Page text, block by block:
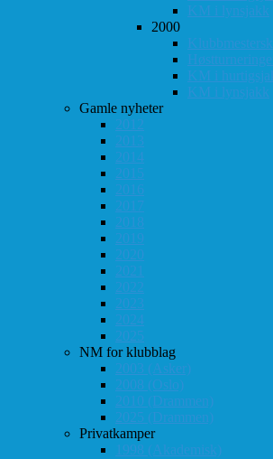
KM i lynsjakk
2000
KM i
KM i lynsjakk
Gamle nyheter
2012
2013
2014
2015
2016
2017
2018
2019
2020
2021
2022
2023
2024
2025
NM for klubblag
2003 (Asker)
2008 (Oslo)
2010 (Drammen)
2025 (Drammen)
Privatkamper
1998 (Akademisk)